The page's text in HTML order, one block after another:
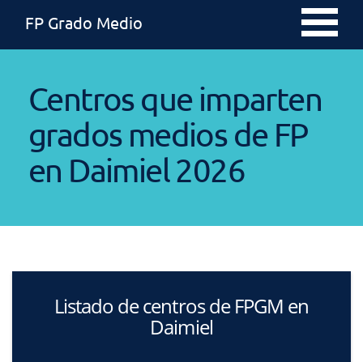
FP Grado Medio
Centros que imparten
grados medios de FP
en Daimiel 2026
Listado de centros de FPGM en
Daimiel